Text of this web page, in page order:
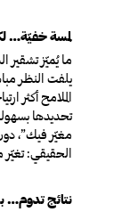
لمسة خفيّة…
ما يُميّز تشقير
يلفت النظر
الملامح أكثر
تحديدها
مغيّر فيك”،
الحقيقي:
نتائج تدوم…